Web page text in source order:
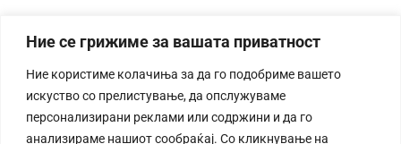
Ние се грижиме за вашата приватност
Ние користиме колачиња за да го подобриме вашето
искуство со прелистување, да опслужуваме
персонализирани реклами или содржини и да го
анализираме нашиот сообраќај. Со кликнување на